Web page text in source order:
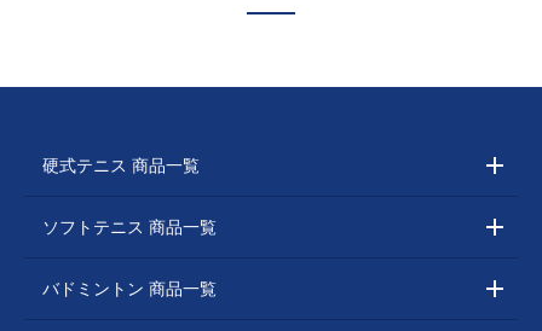
硬式テニス 商品一覧
ソフトテニス 商品一覧
バドミントン 商品一覧